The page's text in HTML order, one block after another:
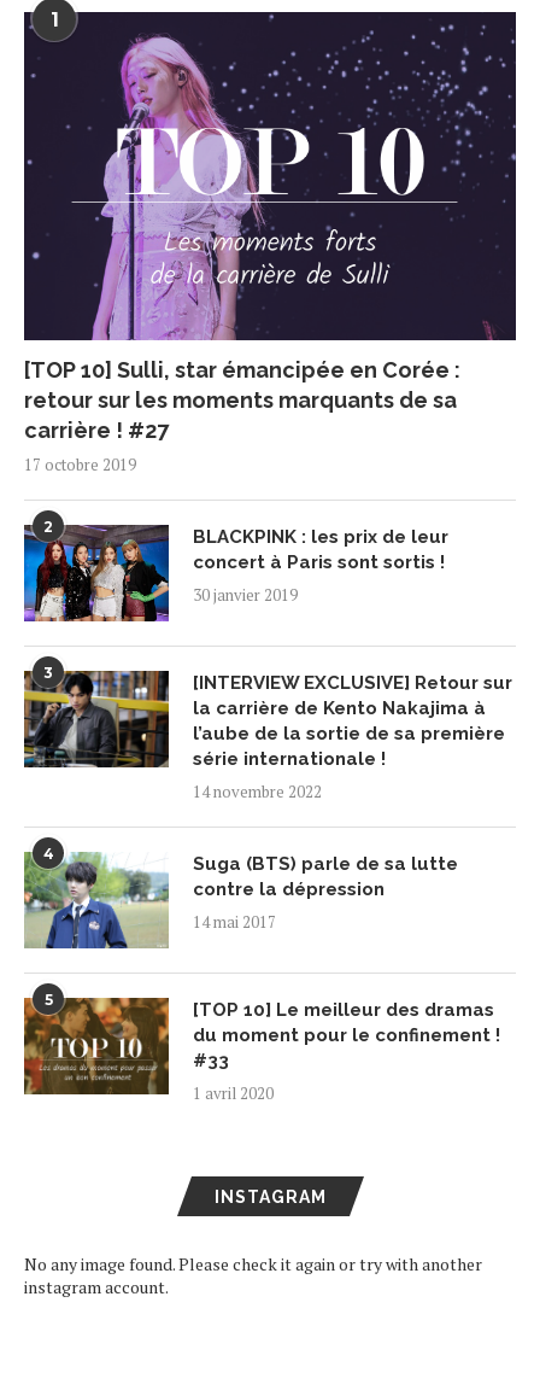
1
[TOP 10] Sulli, star émancipée en Corée :
retour sur les moments marquants de sa
carrière ! #27
17 octobre 2019
2
BLACKPINK : les prix de leur
concert à Paris sont sortis !
30 janvier 2019
3
[INTERVIEW EXCLUSIVE] Retour sur
la carrière de Kento Nakajima à
l’aube de la sortie de sa première
série internationale !
14 novembre 2022
4
Suga (BTS) parle de sa lutte
contre la dépression
14 mai 2017
5
[TOP 10] Le meilleur des dramas
du moment pour le confinement !
#33
1 avril 2020
INSTAGRAM
No any image found. Please check it again or try with another
instagram account.